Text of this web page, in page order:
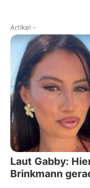
Artikel -
Laut Gabby:
Brinkmann